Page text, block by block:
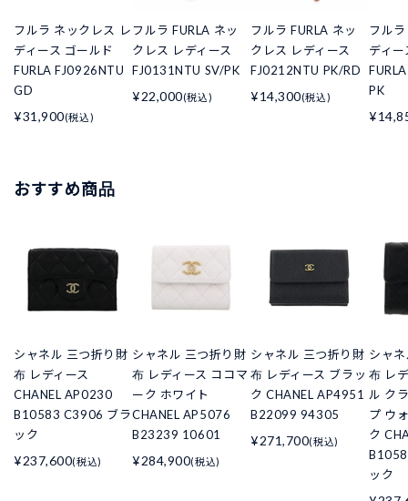
フルラ ネックレス レ
ディース ゴールド
FURLA FJ0926NTU
GD
¥31,900(税込)
フルラ FURLA ネッ
クレス レディース
FJ0131NTU SV/PK
¥22,000(税込)
フルラ FURLA ネッ
クレス レディース
FJ0212NTU PK/RD
¥14,300(税込)
フル
ディ
PK
おすすめ商品
シャネル 三つ折り財
布 レディース
CHANEL AP0230
B10583 C3906 ブラ
ック
¥237,600(税込)
シャネル 三つ折り財
布 レディース ココマ
ーク ホワイト
CHANEL AP5076
B23239 10601
¥284,900(税込)
シャネル 三つ折り財
布 レディース ブラッ
ク CHANEL AP4951
B22099 94305
¥271,700(税込)
シャ
布 レ
ル ク
プ ウ
ク
ック